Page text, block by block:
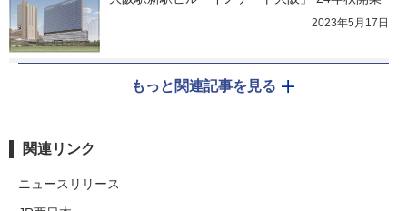
2023年5月17日
もっと関連記事を見る
関連リンク
ニュースリリース